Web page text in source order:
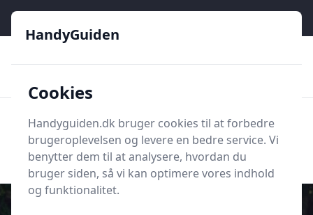
HandyGuiden
Søg nu
Søg nu
HandyGuiden
Cookies
Handyguiden.dk bruger cookies til at forbedre
brugeroplevelsen og levere en bedre service. Vi
benytter dem til at analysere, hvordan du
bruger siden, så vi kan optimere vores indhold
og funktionalitet.